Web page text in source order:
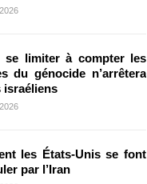
se limiter à compter les
du génocide n’arrêtera
israéliens
les États-Unis se font
par l’Iran